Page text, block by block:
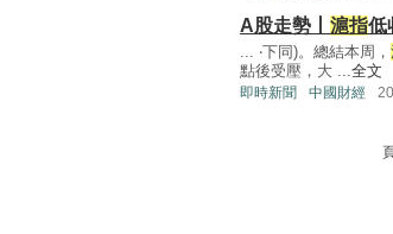
A股走勢丨 滬指低
... ‧下同)。總結本周，
點後受壓，大 ... 全文
即時新聞 中國財經